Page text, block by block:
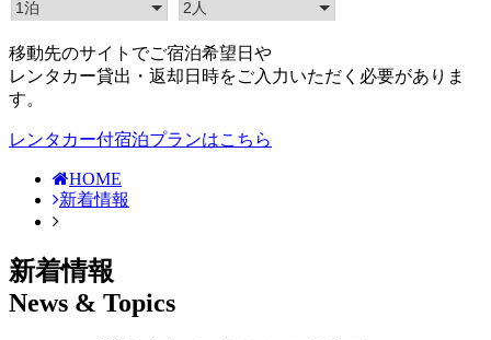
移動先のサイトでご宿泊希望日や
レンタカー貸出・返却日時をご入力いただく必要がありま
す。
レンタカー付宿泊プランはこちら
HOME
新着情報
新着情報
News & Topics